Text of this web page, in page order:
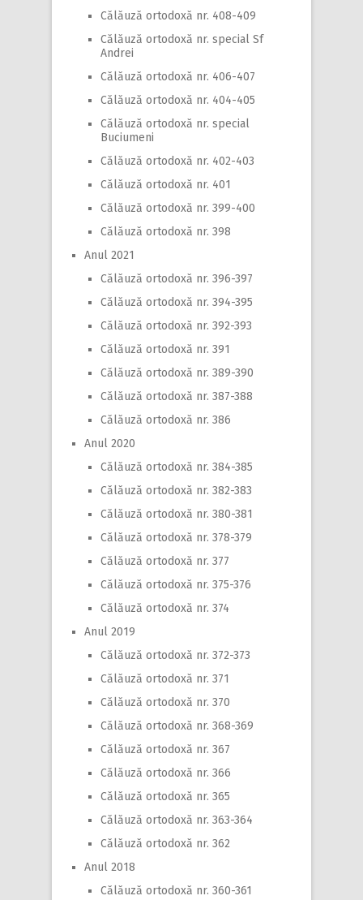
Călăuză ortodoxă nr. 408-409
Călăuză ortodoxă nr. special Sf
Andrei
Călăuză ortodoxă nr. 406-407
Călăuză ortodoxă nr. 404-405
Călăuză ortodoxă nr. special
Buciumeni
Călăuză ortodoxă nr. 402-403
Călăuză ortodoxă nr. 401
Călăuză ortodoxă nr. 399-400
Călăuză ortodoxă nr. 398
Anul 2021
Călăuză ortodoxă nr. 396-397
Călăuză ortodoxă nr. 394-395
Călăuză ortodoxă nr. 392-393
Călăuză ortodoxă nr. 391
Călăuză ortodoxă nr. 389-390
Călăuză ortodoxă nr. 387-388
Călăuză ortodoxă nr. 386
Anul 2020
Călăuză ortodoxă nr. 384-385
Călăuză ortodoxă nr. 382-383
Călăuză ortodoxă nr. 380-381
Călăuză ortodoxă nr. 378-379
Călăuză ortodoxă nr. 377
Călăuză ortodoxă nr. 375-376
Călăuză ortodoxă nr. 374
Anul 2019
Călăuză ortodoxă nr. 372-373
Călăuză ortodoxă nr. 371
Călăuză ortodoxă nr. 370
Călăuză ortodoxă nr. 368-369
Călăuză ortodoxă nr. 367
Călăuză ortodoxă nr. 366
Călăuză ortodoxă nr. 365
Călăuză ortodoxă nr. 363-364
Călăuză ortodoxă nr. 362
Anul 2018
Călăuză ortodoxă nr. 360-361